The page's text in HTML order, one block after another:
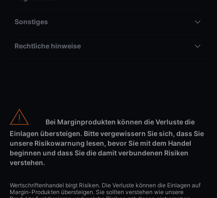
Sonstiges
Rechtliche hinweise
Bei Marginprodukten können die Verluste die
Einlagen übersteigen. Bitte vergewissern Sie sich, dass Sie
unsere Risikowarnung lesen, bevor Sie mit dem Handel
beginnen und dass Sie die damit verbundenen Risiken
verstehen.
Wertschriftenhandel birgt Risiken. Die Verluste können die Einlagen auf
Margin-Produkten übersteigen. Sie sollten verstehen wie unsere